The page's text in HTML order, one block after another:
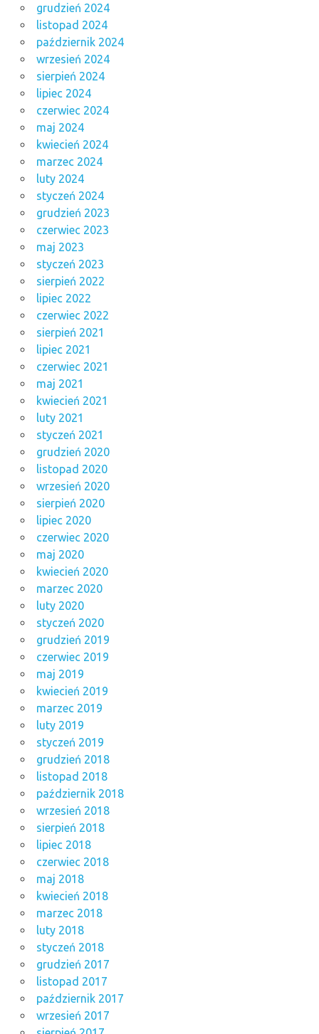
grudzień 2024
listopad 2024
październik 2024
wrzesień 2024
sierpień 2024
lipiec 2024
czerwiec 2024
maj 2024
kwiecień 2024
marzec 2024
luty 2024
styczeń 2024
grudzień 2023
czerwiec 2023
maj 2023
styczeń 2023
sierpień 2022
lipiec 2022
czerwiec 2022
sierpień 2021
lipiec 2021
czerwiec 2021
maj 2021
kwiecień 2021
luty 2021
styczeń 2021
grudzień 2020
listopad 2020
wrzesień 2020
sierpień 2020
lipiec 2020
czerwiec 2020
maj 2020
kwiecień 2020
marzec 2020
luty 2020
styczeń 2020
grudzień 2019
czerwiec 2019
maj 2019
kwiecień 2019
marzec 2019
luty 2019
styczeń 2019
grudzień 2018
listopad 2018
październik 2018
wrzesień 2018
sierpień 2018
lipiec 2018
czerwiec 2018
maj 2018
kwiecień 2018
marzec 2018
luty 2018
styczeń 2018
grudzień 2017
listopad 2017
październik 2017
wrzesień 2017